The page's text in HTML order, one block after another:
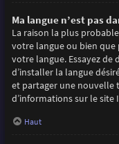
Ma langue n’est pas
La raison la plus
votre langue ou bien que
votre langue. Essayez
d’installer la langue
et partager une nouvelle
d’informations sur le site
Haut